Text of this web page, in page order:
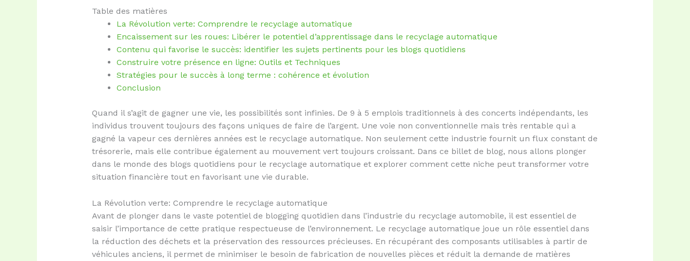
Table des matières
La Révolution verte: Comprendre le recyclage automatique
Encaissement sur les roues: Libérer le potentiel d’apprentissage dans le recyclage automatique
Contenu qui favorise le succès: identifier les sujets pertinents pour les blogs quotidiens
Construire votre présence en ligne: Outils et Techniques
Stratégies pour le succès à long terme : cohérence et évolution
Conclusion
Quand il s’agit de gagner une vie, les possibilités sont infinies. De 9 à 5 emplois traditionnels à des concerts indépendants, les
individus trouvent toujours des façons uniques de faire de l’argent. Une voie non conventionnelle mais très rentable qui a
gagné la vapeur ces dernières années est le recyclage automatique. Non seulement cette industrie fournit un flux constant de
trésorerie, mais elle contribue également au mouvement vert toujours croissant. Dans ce billet de blog, nous allons plonger
dans le monde des blogs quotidiens pour le recyclage automatique et explorer comment cette niche peut transformer votre
situation financière tout en favorisant une vie durable.
La Révolution verte: Comprendre le recyclage automatique
Avant de plonger dans le vaste potentiel de blogging quotidien dans l’industrie du recyclage automobile, il est essentiel de
saisir l’importance de cette pratique respectueuse de l’environnement. Le recyclage automatique joue un rôle essentiel dans
la réduction des déchets et la préservation des ressources précieuses. En récupérant des composants utilisables à partir de
véhicules anciens, il permet de minimiser le besoin de fabrication de nouvelles pièces et réduit la demande de matières